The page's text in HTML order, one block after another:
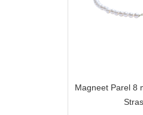
Magneet Parel 8